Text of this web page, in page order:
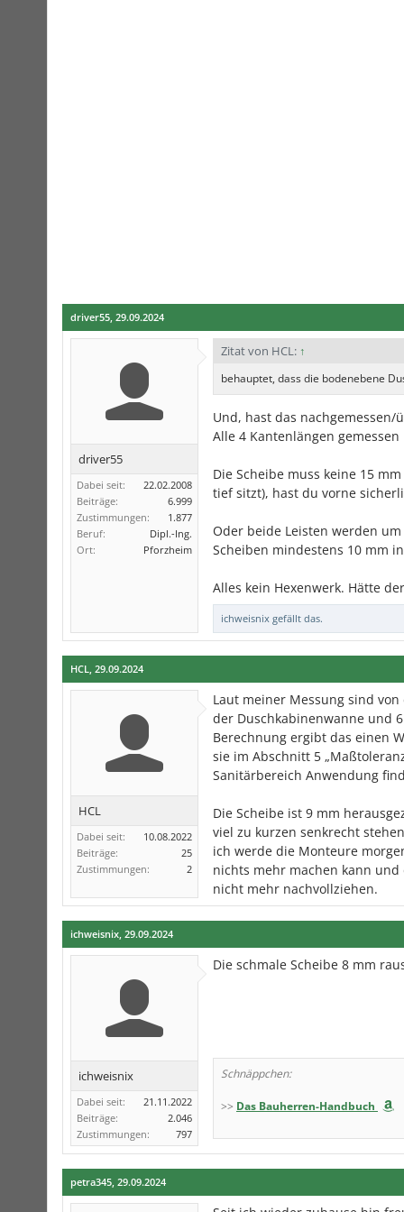
driver55, 29.09.2024
driver55
Dabei seit:
22.02.2008
Beiträge:
6.999
Zustimmungen:
1.877
Beruf:
Dipl.-Ing.
Ort:
Pforzheim
Zitat von HCL: ↑
behauptet, dass die bodenebene
Und, hast das nachgemessen/
Alle 4 Kantenlängen
Die Scheibe muss keine 15
tief sitzt), hast du vorne
Oder beide Leisten werden
Scheiben mindestens 10 mm
Alles kein Hexenwerk. Hätte
ichweisnix gefällt das.
HCL, 29.09.2024
HCL
Dabei seit:
10.08.2022
Beiträge:
25
Zustimmungen:
2
Laut meiner Messung sind
der Duschkabinenwanne und
Berechnung ergibt das einen
sie im Abschnitt 5
Sanitärbereich Anwendung
Die Scheibe ist 9 mm
viel zu kurzen senkrecht
ich werde die Monteure
nichts mehr machen kann
nicht mehr nachvollziehen.
ichweisnix, 29.09.2024
ichweisnix
Dabei seit:
21.11.2022
Beiträge:
2.046
Zustimmungen:
797
Die schmale Scheibe 8 mm
Schnäppchen:
>> Das Bauherren-Handbuch
petra345, 29.09.2024